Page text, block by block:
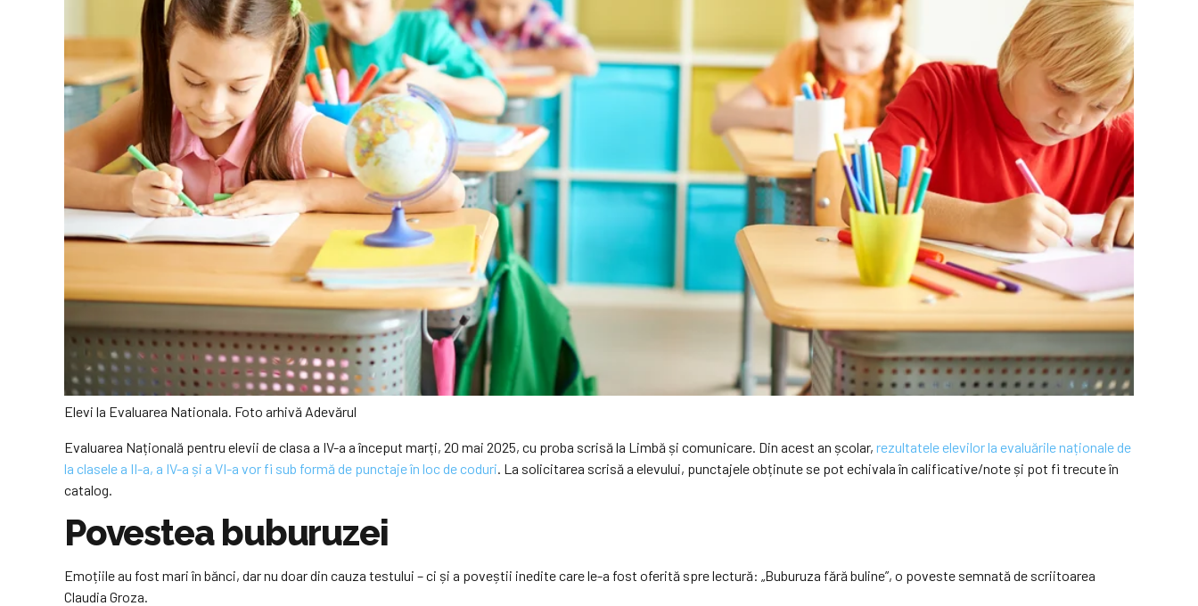
Elevi la Evaluarea Nationala. Foto arhivă Adevărul
Evaluarea Națională pentru elevii de clasa a IV-a a început marți, 20 mai 2025, cu proba scrisă la Limbă și comunicare. Din acest an școlar, rezultatele elevilor la evaluările naționale de
la clasele a II-a, a IV-a și a VI-a vor fi sub formă de punctaje în loc de coduri . La solicitarea scrisă a elevului, punctajele obținute se pot echivala în calificative/note și pot fi trecute în
catalog.
Povestea buburuzei
Emoțiile au fost mari în bănci, dar nu doar din cauza testului – ci și a poveștii inedite care le-a fost oferită spre lectură: „Buburuza fără buline”, o poveste semnată de scriitoarea
Claudia Groza.